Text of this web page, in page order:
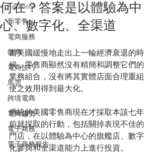
Facebook
新零售
電商服務
微商
電商技巧
馬雲
跨境電商
電商趨勢
電子商務
電子商務報告
何在？答案是以體驗為中
心、數字化、全渠道
當美國緩慢地走出上一輪經濟衰退的時
候，零售商顯然沒有精簡和調整它們的
業務組合，沒有將其實體店面合理重組
使之效用得到最大化。
傳統的美國零售商現在才採取本該七年
前就採取的行動，包括關掉表現不佳的
門店，在以體驗為中心的旗艦店、數字
化參與和全渠道能力上進行​​投資。